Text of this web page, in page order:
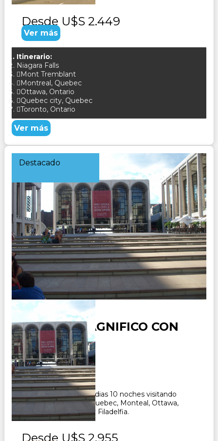
Desde U$S 2.449
Ver más
Itinerario:
Niagara Falls
Mont Tremblant
Montreal, Quebec
Ottawa, Ontario
Quebec city, Quebec
Toronto, Ontario
Ver más
Destacado
CANADA MAGNIFICO CON
NYC
Duración:
11Días10Noches
Paquete Turisco de 11 dias 10 noches visitando
Nueva York, Boston, Quebec, Monteal, Ottawa,
Toronto, Washington y Filadelfia.
Desde U$S 2.955